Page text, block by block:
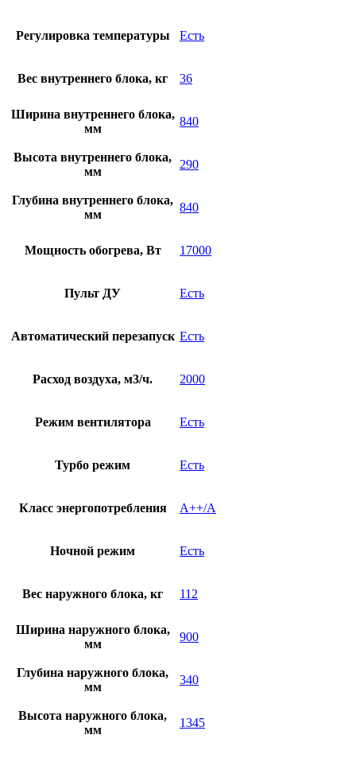
Регулировка температуры Есть
Вес внутреннего блока, кг 36
Ширина внутреннего блока,
мм
840
Высота внутреннего блока,
мм
290
Глубина внутреннего блока,
мм
840
Мощность обогрева, Вт 17000
Пульт ДУ Есть
Автоматический перезапуск Есть
Расход воздуха, м3/ч. 2000
Режим вентилятора Есть
Турбо режим Есть
Класс энергопотребления A++/A
Ночной режим Есть
Вес наружного блока, кг 112
Ширина наружного блока,
мм
900
Глубина наружного блока,
мм
340
Высота наружного блока,
мм
1345